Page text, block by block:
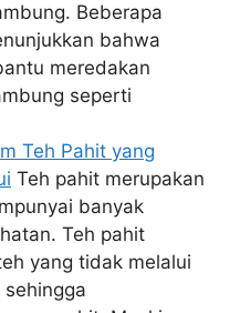
Beberapa
bahwa
meredakan
seperti
Teh Pahit yang
Teh pahit merupakan
banyak
Teh pahit
yang tidak melalui